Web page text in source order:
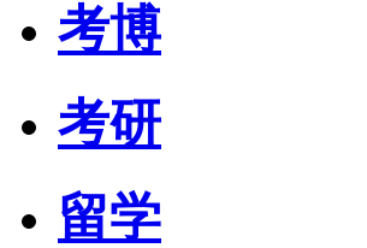
考博
考研
留学